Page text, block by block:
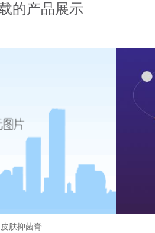
的产品展示
肤抑菌膏